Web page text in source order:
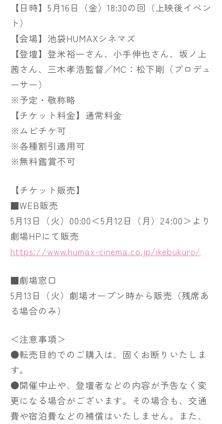
【日時】5月16日（金）18:30の回（上映後イベン
ト）
【会場】池袋HUMAXシネマズ
【登壇】登米裕一さん、小手伸也さん、坂ノ上
茜さん、三木孝浩監督／MC：松下剛（プロデュ
ーサー）
※予定・敬称略
【チケット料金】通常料金
※ムビチケ可
※各種割引適用可
※無料鑑賞不可
【チケット販売】
■WEB販売
5月13日（火）00:00＜5月12日（月）24:00＞より
劇場HPにて販売
https://www.humax-cinema.co.jp/ikebukuro/
■劇場窓口
5月13日（火）劇場オープン時から販売（残席あ
る場合のみ）
＜注意事項＞
●転売目的でのご購入は、固くお断りいたしま
す。
●開催中止や、登壇者などの内容が予告なく変
更になる場合がございます。その場合も、交通
費や宿泊費などの補償はいたしません。また、